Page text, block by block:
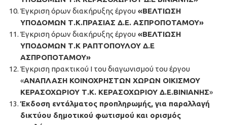
Έγκριση όρων διακήρυξης έργου «ΒΕΛΤΙΩΣΗ
ΥΠΟΔΟΜΩΝ Τ.Κ.ΠΡΑΣΙΑΣ Δ.Ε. ΑΣΠΡΟΠΟΤΑΜΟΥ»
Έγκριση όρων διακήρυξης έργου «ΒΕΛΤΙΩΣΗ
ΥΠΟΔΟΜΩΝ Τ.Κ ΡΑΠΤΟΠΟΥΛΟΥ Δ.Ε
ΑΣΠΡΟΠΟΤΑΜΟΥ»
Έγκριση πρακτικού I του διαγωνισμού του έργου
«ΑΝΑΠΛΑΣΗ ΚΟΙΝΟΧΡΗΣΤΩΝ ΧΩΡΩΝ ΟΙΚΙΣΜΟΥ
ΚΕΡΑΣΟΧΩΡΙΟΥ Τ.Κ. ΚΕΡΑΣΟΧΩΡΙΟΥ Δ.Ε.ΒΙΝΙΑΝΗΣ»
Έκδοση εντάλματος προπληρωμής, για παραλλαγή
δικτύου δημοτικού φωτισμού και ορισμός